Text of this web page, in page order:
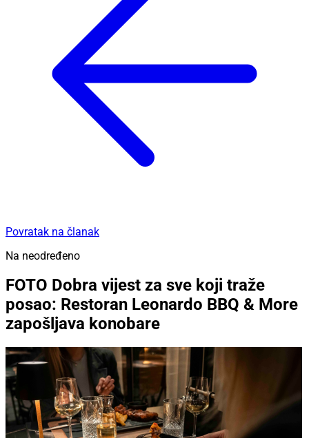
Povratak na članak
Na neodređeno
FOTO Dobra vijest za sve koji traže
posao: Restoran Leonardo BBQ & More
zapošljava konobare